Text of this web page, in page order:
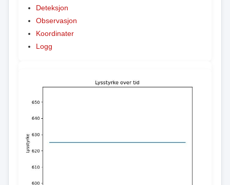
Deteksjon
Observasjon
Koordinater
Logg